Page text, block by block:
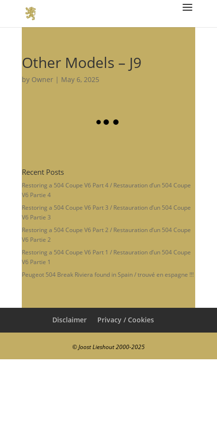
Other Models – J9
by Owner| May 6, 2025
Recent Posts
Restoring a 504 Coupe V6 Part 4 / Restauration d’un 504 Coupe
V6 Partie 4
Restoring a 504 Coupe V6 Part 3 / Restauration d’un 504 Coupe
V6 Partie 3
Restoring a 504 Coupe V6 Part 2 / Restauration d’un 504 Coupe
V6 Partie 2
Restoring a 504 Coupe V6 Part 1 / Restauration d’un 504 Coupe
V6 Partie 1
Peugeot 504 Break Riviera found in Spain / trouvé en espagne !!!
Disclaimer Privacy / Cookies
© Joost Lieshout 2000-2025